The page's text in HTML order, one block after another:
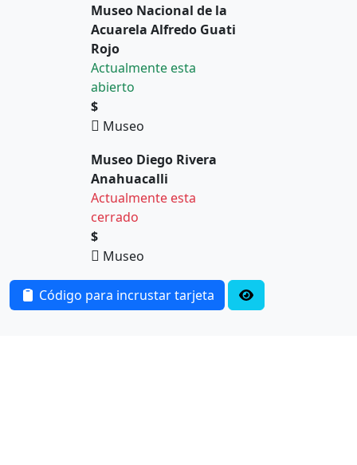
Museo Nacional de la
Acuarela Alfredo Guati
Rojo
Actualmente esta
abierto
$
Museo
Museo Diego Rivera
Anahuacalli
Actualmente esta
cerrado
$
Museo
Código para incrustar tarjeta